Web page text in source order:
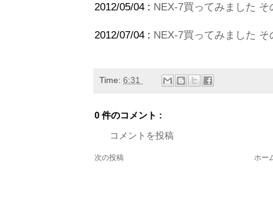
2012/05/04 : NEX-7買ってみました
2012/07/04 : NEX-7買ってみました
Time: 6:31
0 件のコメント :
コメントを投稿
次の投稿 ホー